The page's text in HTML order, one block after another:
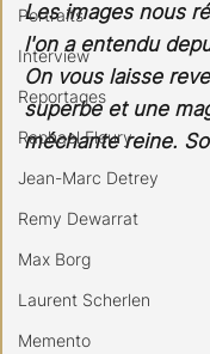
Portraits
Interview
Reportages
Raphael Fleury
Jean-Marc Detrey
Remy Dewarrat
Max Borg
Laurent Scherlen
Memento
Les images nous
l'on a entendu
On vous laisse
superbe et une
méchante reine.